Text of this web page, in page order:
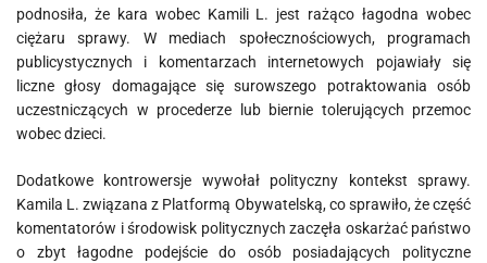
podnosiła, że kara wobec Kamili L. jest rażąco łagodna wobec
ciężaru sprawy. W mediach społecznościowych, programach
publicystycznych i komentarzach internetowych pojawiały się
liczne głosy domagające się surowszego potraktowania osób
uczestniczących w procederze lub biernie tolerujących przemoc
wobec dzieci.
Dodatkowe kontrowersje wywołał polityczny kontekst sprawy.
Kamila L. związana z Platformą Obywatelską, co sprawiło, że część
komentatorów i środowisk politycznych zaczęła oskarżać państwo
o zbyt łagodne podejście do osób posiadających polityczne